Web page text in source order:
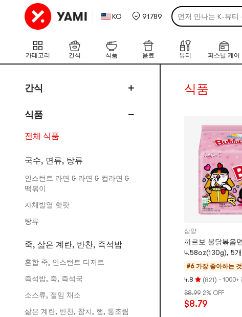
KO 91789
후기가 증명한 한·
취향 저격! 야미 글
햇살 걱정없는 선케
가장 핫한 한·일 라
카테고리 간식 식품 음료 뷰티 퍼스널 케어
간식
식품
전체 식품
국수, 면류, 탕류
인스턴트 라면 & 라면 & 컵라면 &
떡볶이
자체발열 핫팟
탕류
죽, 삶은 계란, 반찬, 즉석밥
혼합 죽, 인스턴트 디저트
즉석밥, 죽, 즉석국
소스류, 절임 채소
삶은 계란, 반찬, 참치, 햄, 통조림
식품
삼양
까르보 불닭볶음
4.58oz(130g), 5
#6 가장 좋아하는 것
4.8
평
점
4.8
(821) · 1000+
$8.99 2% OFF
$8.79